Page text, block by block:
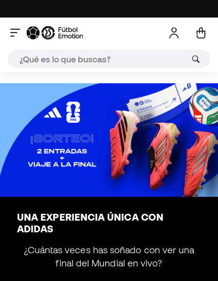
UNA EXPERIENCIA ÚNICA CON
ADIDAS
¿Cuántas veces has soñado con ver una
final del Mundial en vivo?